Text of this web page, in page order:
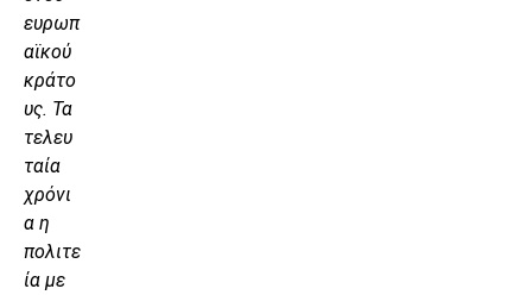
ευρωπ
αϊκού
κράτο
υς. Τα
τελευ
ταία
χρόνι
α η
πολιτε
ία με